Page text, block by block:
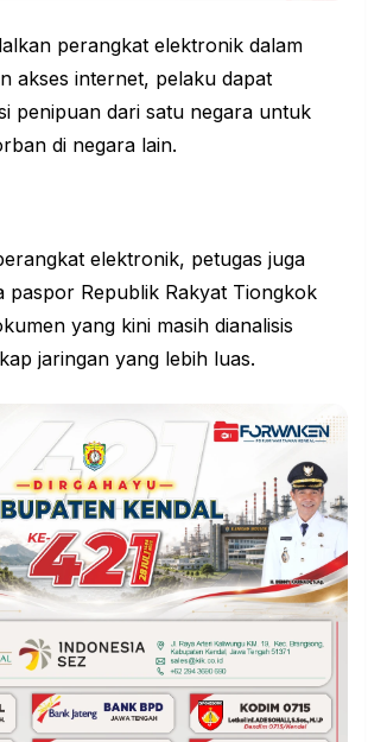
perangkat elektronik dalam
akses internet, pelaku dapat
penipuan dari satu negara untuk
di negara lain.
elektronik, petugas juga
paspor Republik Rakyat Tiongkok
yang kini masih dianalisis
jaringan yang lebih luas.